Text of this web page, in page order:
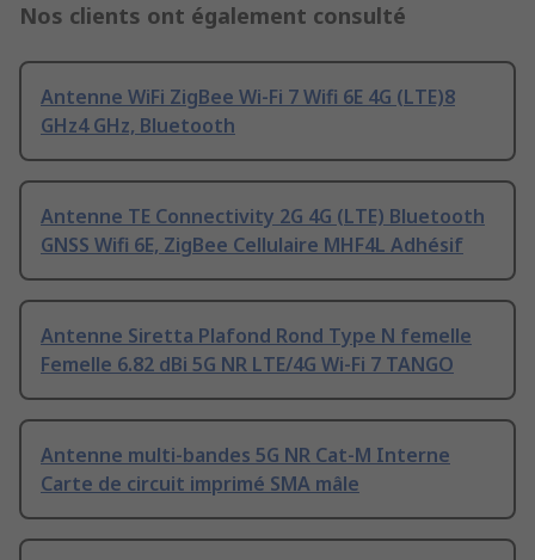
Nos clients ont également consulté
Antenne WiFi ZigBee Wi-Fi 7 Wifi 6E 4G (LTE)8
GHz4 GHz, Bluetooth
Antenne TE Connectivity 2G 4G (LTE) Bluetooth
GNSS Wifi 6E, ZigBee Cellulaire MHF4L Adhésif
Antenne Siretta Plafond Rond Type N femelle
Femelle 6.82 dBi 5G NR LTE/4G Wi-Fi 7 TANGO
Antenne multi-bandes 5G NR Cat-M Interne
Carte de circuit imprimé SMA mâle